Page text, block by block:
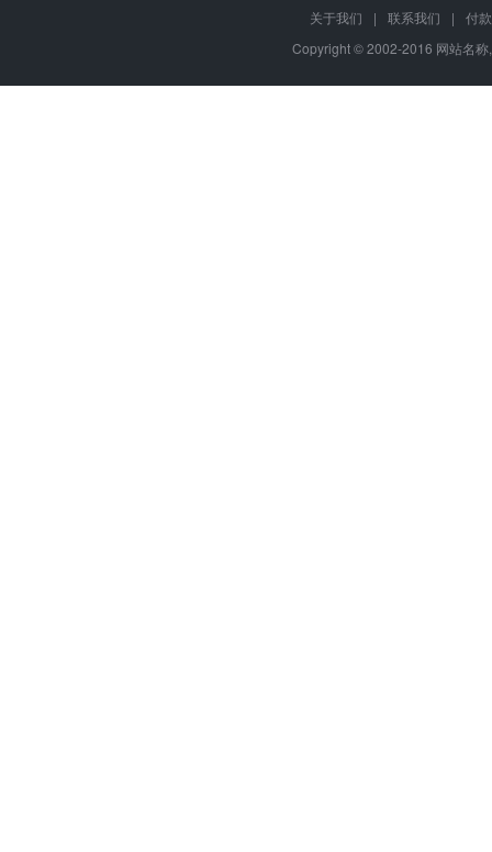
关于我们 | 联系我们 |
付
Copyright © 2002-2016 网站名